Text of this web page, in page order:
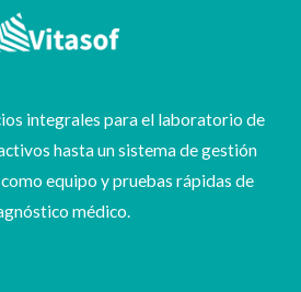
integrales para el laboratorio de
hasta un sistema de gestión
equipo y pruebas rápidas de
médico.